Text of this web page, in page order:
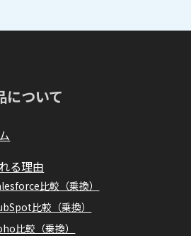
について
る理由
比較（乗換）
比較（乗換）
比較（乗換）